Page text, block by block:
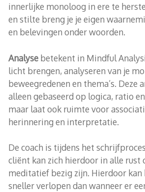
innerlijke monoloog in ere te
en stilte breng je je eigen
en belevingen onder woorden.
Analysebetekent in Mindful
licht brengen, analyseren van je
beweegredenen en thema’s. Deze
alleen gebaseerd op logica, ratio
maar laat ook ruimte voor
herinnering en interpretatie.
De coach is tijdens het
cliënt kan zich hierdoor in alle rust
meditatief bezig zijn. Hierdoor kan
sneller verlopen dan wanneer er